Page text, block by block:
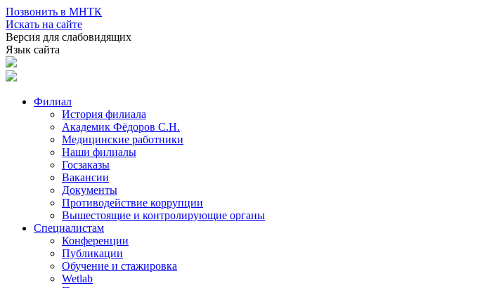
Позвонить в МНТК
Искать на сайте
Версия для слабовидящих
Язык сайта
Филиал
История филиала
Академик Фёдоров С.Н.
Медицинские работники
Наши филиалы
Госзаказы
Вакансии
Документы
Противодействие коррупции
Вышестоящие и контролирующие органы
Специалистам
Конференции
Публикации
Обучение и стажировка
Wetlab